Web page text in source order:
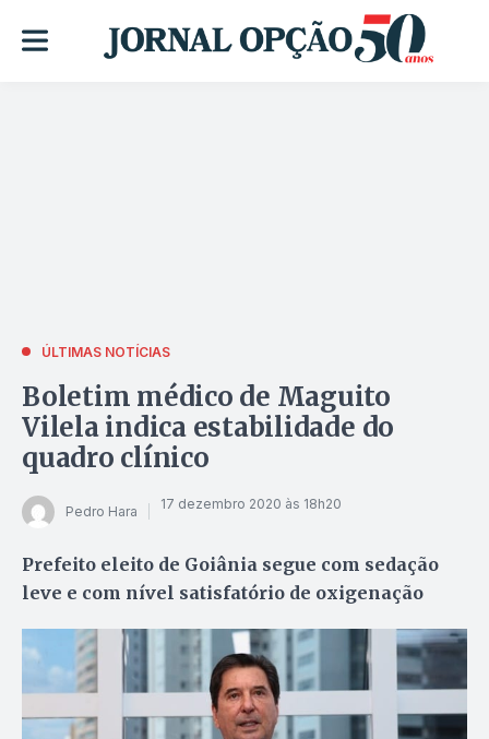
ÚLTIMAS NOTÍCIAS
Boletim médico de Maguito
Vilela indica estabilidade do
quadro clínico
Pedro Hara 17 dezembro 2020 às 18h20
Prefeito eleito de Goiânia segue com sedação
leve e com nível satisfatório de oxigenação